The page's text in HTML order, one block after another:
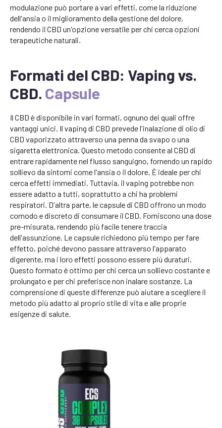
modulazione può portare a vari effetti, come la riduzione
dell'ansia o il miglioramento della gestione del dolore,
rendendo il CBD un'opzione versatile per chi cerca opzioni
terapeutiche naturali.
Formati del CBD: Vaping vs.
CBD. Capsule
Il CBD è disponibile in vari formati, ognuno dei quali offre
vantaggi unici. Il vaping di CBD prevede l'inalazione di olio di
CBD vaporizzato attraverso una penna da svapo o una
sigaretta elettronica. Questo metodo consente al CBD di
entrare rapidamente nel flusso sanguigno, fornendo un rapido
sollievo da sintomi come l'ansia o il dolore. È ideale per chi
cerca effetti immediati. Tuttavia, il vaping potrebbe non
essere adatto a tutti, soprattutto a chi ha problemi
respiratori. D'altra parte, le capsule di CBD offrono un modo
comodo e discreto di consumare il CBD. Forniscono una dose
pre-misurata, rendendo più facile tenere traccia
dell'assunzione. Le capsule richiedono più tempo per fare
effetto, poiché devono passare attraverso l'apparato
digerente, ma i loro effetti possono essere più duraturi.
Questo formato è ottimo per chi cerca un sollievo costante e
prolungato e per chi preferisce non inalare sostanze. La
comprensione di queste differenze può aiutare a scegliere il
metodo più adatto al proprio stile di vita e alle proprie
esigenze di salute.